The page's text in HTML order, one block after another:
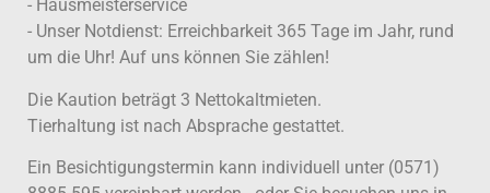
- Hausmeisterservice
- Unser Notdienst: Erreichbarkeit 365 Tage im Jahr, rund
um die Uhr! Auf uns können Sie zählen!
Die Kaution beträgt 3 Nettokaltmieten.
Tierhaltung ist nach Absprache gestattet.
Ein Besichtigungstermin kann individuell unter (0571)